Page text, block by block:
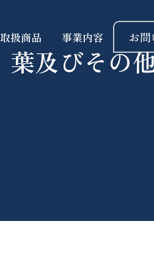
取扱商品 事業内容 お
葉及びその